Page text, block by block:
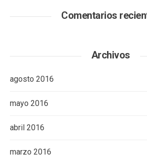
Comentarios
Archivos
agosto 2016
mayo 2016
abril 2016
marzo 2016